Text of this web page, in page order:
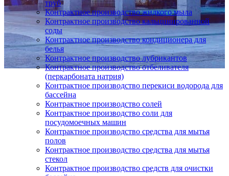
труб
Контрактное производство жидкого мыла
Контрактное производство кальцинированной
соды
Контрактное производство кондиционера для
белья
Контрактное производство лубрикантов
Контрактное производство отбеливателя
(перкарбоната натрия)
Контрактное производство перекиси водорода для
бассейна
Контрактное производство солей
Контрактное производство соли для
посудомоечных машин
Контрактное производство средства для мытья
полов
Контрактное производство средства для мытья
стекол
Контрактное производство средств для очистки